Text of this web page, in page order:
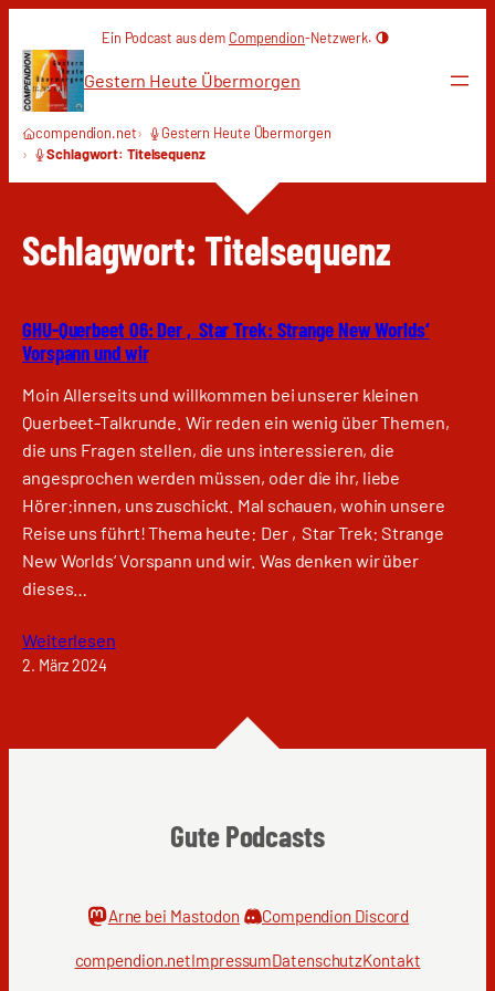
Inhalt
springen
Ein Podcast aus dem Compendion-Netzwerk.
Gestern Heute Übermorgen
compendion.net
Gestern Heute Übermorgen
Schlagwort: Titelsequenz
Schlagwort: Titelsequenz
GHU-Querbeet 06: Der ‚Star Trek: Strange New Worlds‘
Vorspann und wir
Moin Allerseits und willkommen bei unserer kleinen
Querbeet-Talkrunde. Wir reden ein wenig über Themen,
die uns Fragen stellen, die uns interessieren, die
angesprochen werden müssen, oder die ihr, liebe
Hörer:innen, uns zuschickt. Mal schauen, wohin unsere
Reise uns führt! Thema heute: Der ‚Star Trek: Strange
New Worlds‘ Vorspann und wir. Was denken wir über
dieses…
Weiterlesen
2. März 2024
Gute Podcasts
Arne bei Mastodon Compendion Discord
compendion.netImpressumDatenschutzKontakt